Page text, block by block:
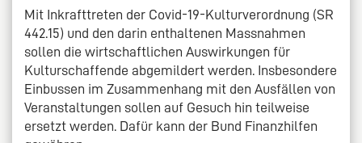
Mit Inkrafttreten der Covid-19-Kulturverordnung (SR
442.15) und den darin enthaltenen Massnahmen
sollen die wirtschaftlichen Auswirkungen für
Kulturschaffende abgemildert werden. Insbesondere
Einbussen im Zusammenhang mit den Ausfällen von
Veranstaltungen sollen auf Gesuch hin teilweise
ersetzt werden. Dafür kann der Bund Finanzhilfen